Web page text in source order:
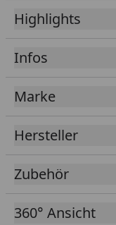
Dank integrierter
über die
Arbeitsbereiche
festlegen. Ebenso
Sperrzonen
schützen oder
schaffen.
Mit Sensoren
kann ihnen
Highlights
Infos
Marke
Hersteller
Zubehör
360° Ansicht